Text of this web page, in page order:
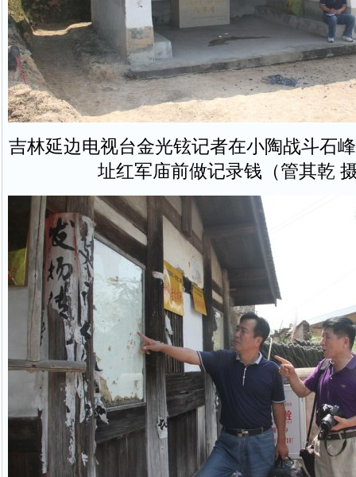
吉林延边电视台金光铉记者在小陶战斗石
址红军庙前做记录钱（管其乾